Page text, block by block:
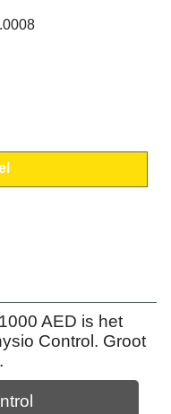
AED is het
Control. Groot